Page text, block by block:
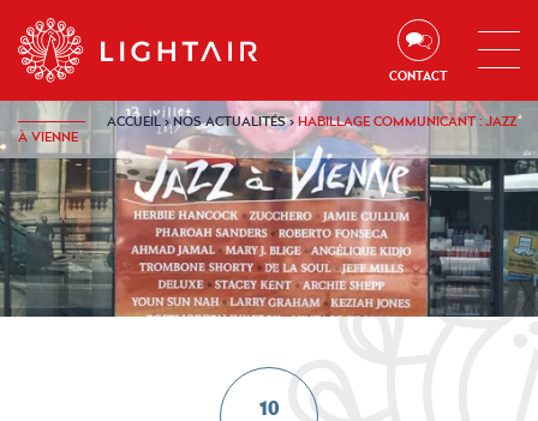
Aller au contenu Aller à la recherche
CONTACT
ACCUEIL›NOS ACTUALITÉS›HABILLAGE COMMUNICANT : JAZZ
À VIENNE
10